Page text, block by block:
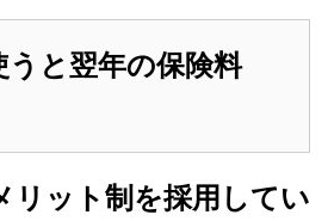
うと翌年の保険料
リット制を採用してい